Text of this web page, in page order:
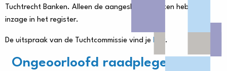
Tuchtrecht Banken. Alleen de aangesloten banken hebben
inzage in het register.
De uitspraak van de Tuchtcommissie vind je hier .
Ongeoorloofd raadplegen